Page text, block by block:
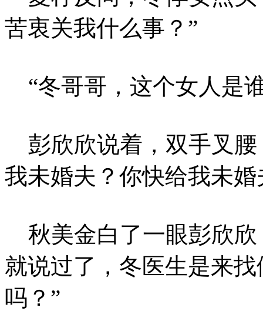
苦衷关我什么事？”
“冬哥哥，这个女人是
彭欣欣说着，双手叉腰
我未婚夫？你快给我未婚
秋美金白了一眼彭欣欣
就说过了，冬医生是来
吗？”